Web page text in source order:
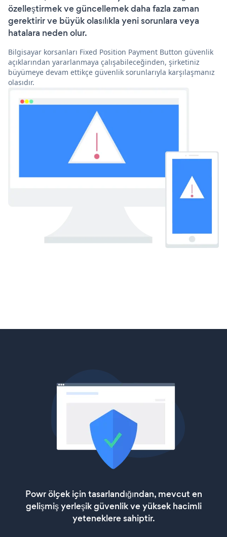
özelleştirmek ve güncellemek daha fazla zaman
gerektirir ve büyük olasılıkla yeni sorunlara veya
hatalara neden olur.
Bilgisayar korsanları Fixed Position Payment Button güvenlik
açıklarından yararlanmaya çalışabileceğinden, şirketiniz
büyümeye devam ettikçe güvenlik sorunlarıyla karşılaşmanız
olasıdır.
Powr ölçek için tasarlandığından, mevcut en
gelişmiş yerleşik güvenlik ve yüksek hacimli
yeteneklere sahiptir.